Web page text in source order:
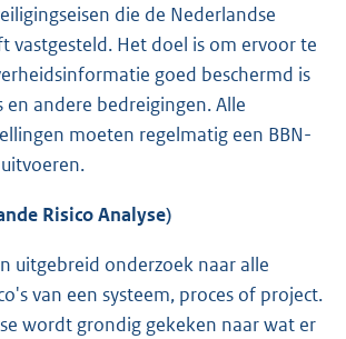
die de Nederlandse
vastgesteld. Het doel is om ervoor te
goed beschermd is
en andere bedreigingen. Alle
moeten regelmatig een BBN-
Risico Analyse)
uitgebreid onderzoek naar alle
van een systeem, proces of project.
wordt grondig gekeken naar wat er